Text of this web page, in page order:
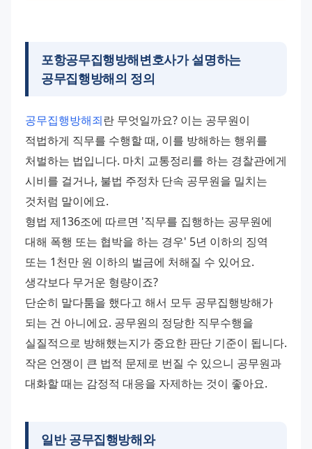
포항공무집행방해변호사가 설명하는
공무집행방해의 정의
공무집행방해죄란 무엇일까요? 이는 공무원이
적법하게 직무를 수행할 때, 이를 방해하는 행위를
처벌하는 법입니다. 마치 교통정리를 하는 경찰관에게
시비를 걸거나, 불법 주정차 단속 공무원을 밀치는
것처럼 말이에요.
형법 제136조에 따르면 '직무를 집행하는 공무원에
대해 폭행 또는 협박을 하는 경우' 5년 이하의 징역
또는 1천만 원 이하의 벌금에 처해질 수 있어요.
생각보다 무거운 형량이죠?
단순히 말다툼을 했다고 해서 모두 공무집행방해가
되는 건 아니에요. 공무원의 정당한 직무수행을
실질적으로 방해했는지가 중요한 판단 기준이 됩니다.
작은 언쟁이 큰 법적 문제로 번질 수 있으니 공무원과
대화할 때는 감정적 대응을 자제하는 것이 좋아요.
일반 공무집행방해와